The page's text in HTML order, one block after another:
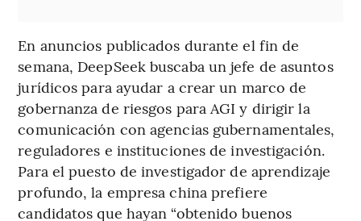
En anuncios publicados durante el fin de
semana, DeepSeek buscaba un jefe de asuntos
jurídicos para ayudar a crear un marco de
gobernanza de riesgos para AGI y dirigir la
comunicación con agencias gubernamentales,
reguladores e instituciones de investigación.
Para el puesto de investigador de aprendizaje
profundo, la empresa china prefiere
candidatos que hayan “obtenido buenos